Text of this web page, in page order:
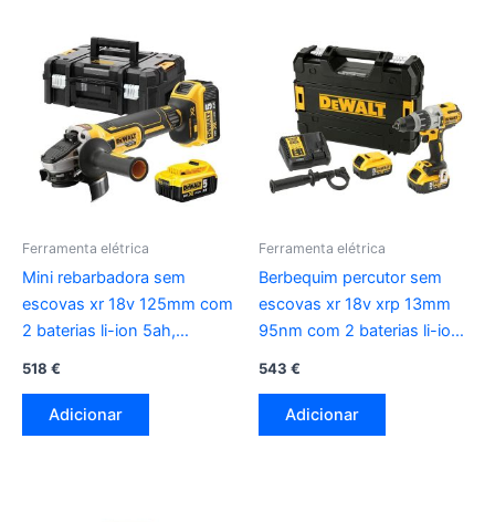
Ferramenta elétrica
Mini rebarbadora sem
escovas xr 18v 125mm com
2 baterias li-ion 5ah,
518 €
Adicionar
Ferramenta elétrica
Berbequim percutor sem
escovas xr 18v xrp 13mm
95nm com 2 baterias li-ion
543 €
Adicionar